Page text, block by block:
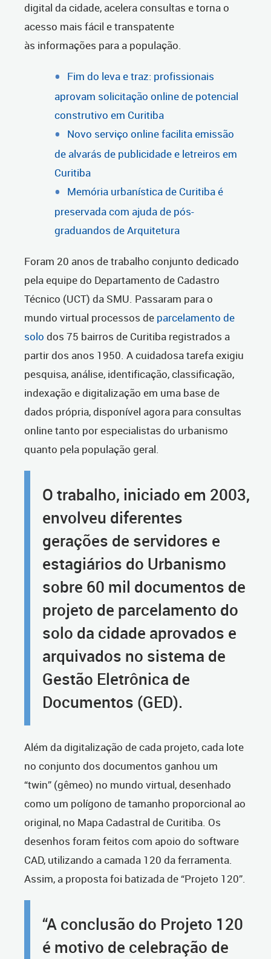
digital da cidade, acelera consultas e torna o
acesso mais fácil e transpatente
às informações para a população.
Fim do leva e traz: profissionais
aprovam solicitação online de potencial
construtivo em Curitiba
Novo serviço online facilita emissão
de alvarás de publicidade e letreiros em
Curitiba
Memória urbanística de Curitiba é
preservada com ajuda de pós-
graduandos de Arquitetura
Foram 20 anos de trabalho conjunto dedicado
pela equipe do Departamento de Cadastro
Técnico (UCT) da SMU. Passaram para o
mundo virtual processos de parcelamento de
solo dos 75 bairros de Curitiba registrados a
partir dos anos 1950. A cuidadosa tarefa exigiu
pesquisa, análise, identificação, classificação,
indexação e digitalização em uma base de
dados própria, disponível agora para consultas
online tanto por especialistas do urbanismo
quanto pela população geral.
O trabalho, iniciado em 2003,
envolveu diferentes
gerações de servidores e
estagiários do Urbanismo
sobre 60 mil documentos de
projeto de parcelamento do
solo da cidade aprovados e
arquivados no sistema de
Gestão Eletrônica de
Documentos (GED).
Além da digitalização de cada projeto, cada lote
no conjunto dos documentos ganhou um
“twin” (gêmeo) no mundo virtual, desenhado
como um polígono de tamanho proporcional ao
original, no Mapa Cadastral de Curitiba. Os
desenhos foram feitos com apoio do software
CAD, utilizando a camada 120 da ferramenta.
Assim, a proposta foi batizada de “Projeto 120”.
“A conclusão do Projeto 120
é motivo de celebração de